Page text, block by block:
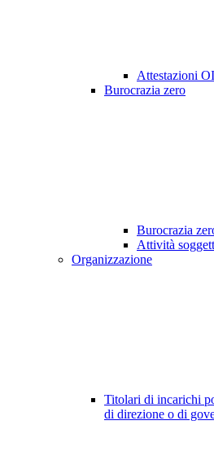
Attestazioni
Burocrazia zero
Burocrazia
Attività
Organizzazione
Titolari di incarichi
di direzione o di